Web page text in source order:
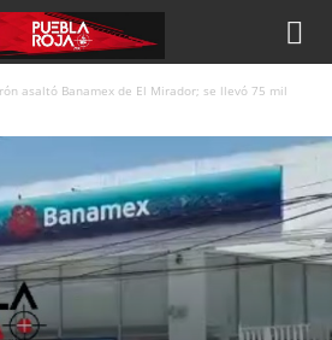
asaltó Banamex de El Mirador; se llevó 75 mil